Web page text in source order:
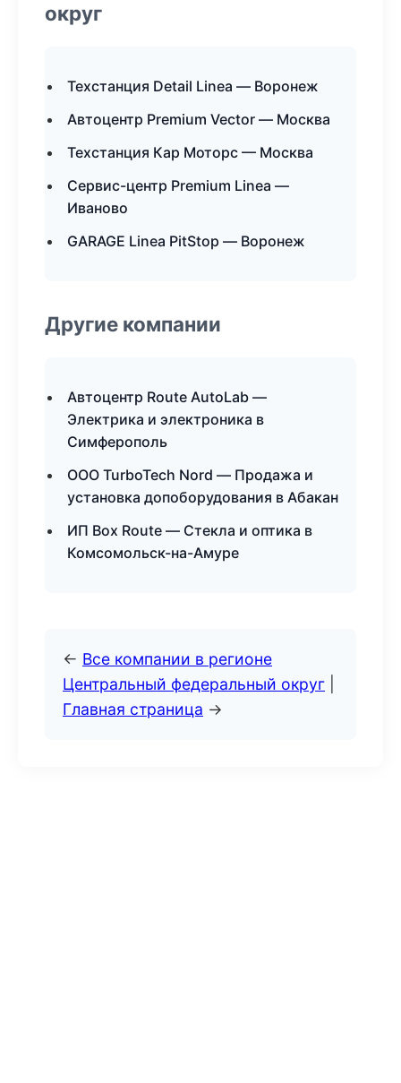
округ
Техстанция Detail Linea — Воронеж
Автоцентр Premium Vector — Москва
Техстанция Кар Моторс — Москва
Сервис-центр Premium Linea —
Иваново
GARAGE Linea PitStop — Воронеж
Другие компании
Автоцентр Route AutoLab —
Электрика и электроника в
Симферополь
ООО TurboTech Nord — Продажа и
установка допоборудования в Абакан
ИП Box Route — Стекла и оптика в
Комсомольск-на-Амуре
← Все компании в регионе
Центральный федеральный округ
Главная страница →